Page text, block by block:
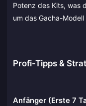
Potenz des Kits, was
um das Gacha-
Profi-Tipps &
Anfänger (Erste 7